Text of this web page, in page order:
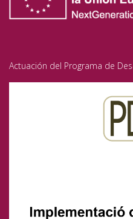
Actuación del Programa de